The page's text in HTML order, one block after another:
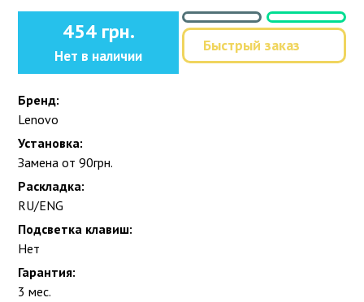
454 грн.
Нет в наличии
Быстрый заказ
Бренд:
Lenovo
Установка:
Замена от 90грн.
Раскладка:
RU/ENG
Подсветка клавиш:
Нет
Гарантия:
3 мес.